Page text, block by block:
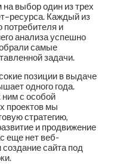
выбор один из трех
Каждый из
потребителя и
анализа успешно
самые
задачи.
позиции в выдаче
одного года.
с особой
проектов мы
стратегию,
и продвижение
еще нет веб-
сайта под